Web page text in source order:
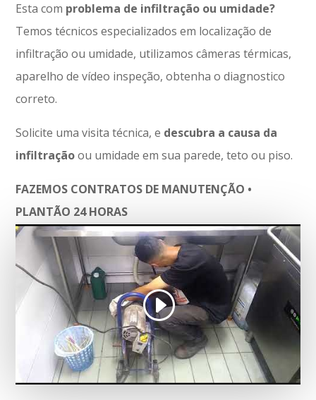
Esta com problema de infiltração ou umidade?
Temos técnicos especializados em localização de
infiltração ou umidade, utilizamos câmeras térmicas,
aparelho de vídeo inspeção, obtenha o diagnostico
correto.
Solicite uma visita técnica, e descubra a causa da
infiltraçãoou umidade em sua parede, teto ou piso.
FAZEMOS CONTRATOS DE MANUTENÇÃO •
PLANTÃO 24 HORAS